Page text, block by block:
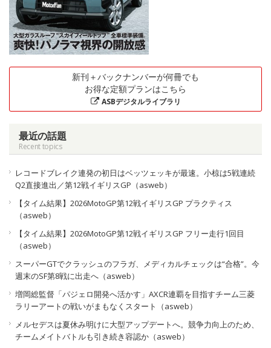
新刊＋バックナンバーが何冊でも
お得な定額プランはこちら
ASBデジタルライブラリ
最近の話題
Recent topics
レコードブレイク連発の初日はベッツェッキが最速。小椋は5戦連続
Q2直接進出／第12戦イギリスGP（asweb）
【タイム結果】2026MotoGP第12戦イギリスGP プラクティス
（asweb）
【タイム結果】2026MotoGP第12戦イギリスGP フリー走行1回目
（asweb）
スーパーGTでクラッシュのフラガ、メディカルチェックは“合格”。今
週末のSF第8戦に出走へ（asweb）
増岡総監督「パジェロ開発へ活かす」AXCR連覇を目指すチーム三菱
ラリーアートの戦いがまもなくスタート（asweb）
メルセデスは夏休み明けに大型アップデートへ。競争力向上のため、
チームメイトバトルも引き続き容認か（asweb）